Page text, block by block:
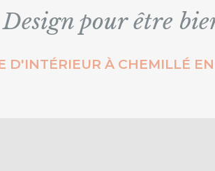
pour être
D'INTÉRIEUR À CHEMILLÉ